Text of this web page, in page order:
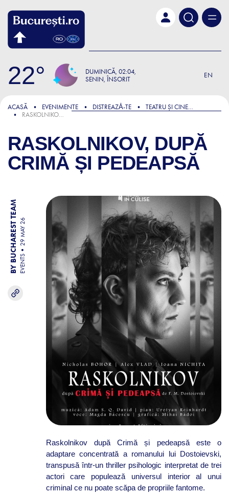
22 DUMINICĂ 02:04
SENIN, ÎNSORIT
EN
ACASĂ EVENIMENTE DISTREAZǍ-TE
TEATRU ȘI CINEMA
RASKOLNIKOV, DUPĂ CRIMĂ ȘI PEDEAPSĂ
RASKOLNIKOV, DUPĂ
CRIMĂ ȘI PEDEAPSĂ
BY BUCHAREST TEAM EVENTS
29 MAY 26
Raskolnikov după Crimă și pedeapsă este o
adaptare concentrată a romanului lui Dostoievski,
transpusă într-un thriller psihologic interpretat de trei
actori care populează universul interior al unui
criminal ce nu poate scăpa de propriile fantome.